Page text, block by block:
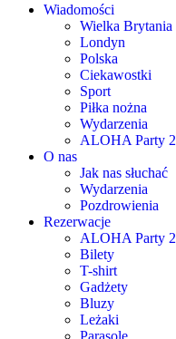
Wiadomości
Wielka Brytania
Londyn
Polska
Ciekawostki
Sport
Piłka nożna
Wydarzenia
ALOHA Party 2
O nas
Jak nas słuchać
Wydarzenia
Pozdrowienia
Rezerwacje
ALOHA Party 2
Bilety
T-shirt
Gadżety
Bluzy
Leżaki
Parasole